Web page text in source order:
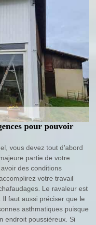
pour pouvoir
vous devez tout d’abord
partie de votre
des conditions
votre travail
Le ravaleur est
faut aussi préciser que le
asthmatiques puisque
endroit poussiéreux. Si